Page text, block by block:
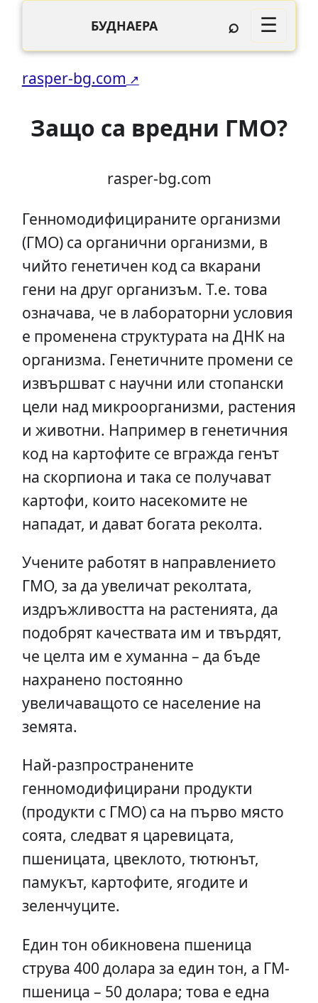
БУДНАЕРА ⌕ ☰
rasper-bg.com
Защо са вредни ГМО?
rasper-bg.com
Генномодифицираните организми
(ГМО) са органични организми, в
чийто генетичен код са вкарани
гени на друг организъм. Т.е. това
означава, че в лабораторни условия
е променена структурата на ДНК на
организма. Генетичните промени се
извършват с научни или стопански
цели над микроорганизми, растения
и животни. Например в генетичния
код на картофите се вгражда генът
на скорпиона и така се получават
картофи, които насекомите не
нападат, и дават богата реколта.
Учените работят в направлението
ГМО, за да увеличат реколтата,
издръжливостта на растенията, да
подобрят качествата им и твърдят,
че целта им е хуманна – да бъде
нахранено постоянно
увеличаващото се население на
земята.
Най-разпространените
генномодифицирани продукти
(продукти с ГМО) са на първо място
соята, следват я царевицата,
пшеницата, цвеклото, тютюнът,
памукът, картофите, ягодите и
зеленчуците.
Един тон обикновена пшеница
струва 400 долара за един тон, а ГМ-
пшеница – 50 долара; това е една